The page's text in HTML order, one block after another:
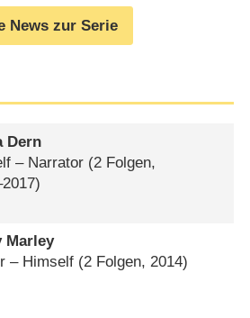
News zur Serie
Dern
– Narrator (2 Folgen,
Marley
– Himself (2 Folgen, 2014)